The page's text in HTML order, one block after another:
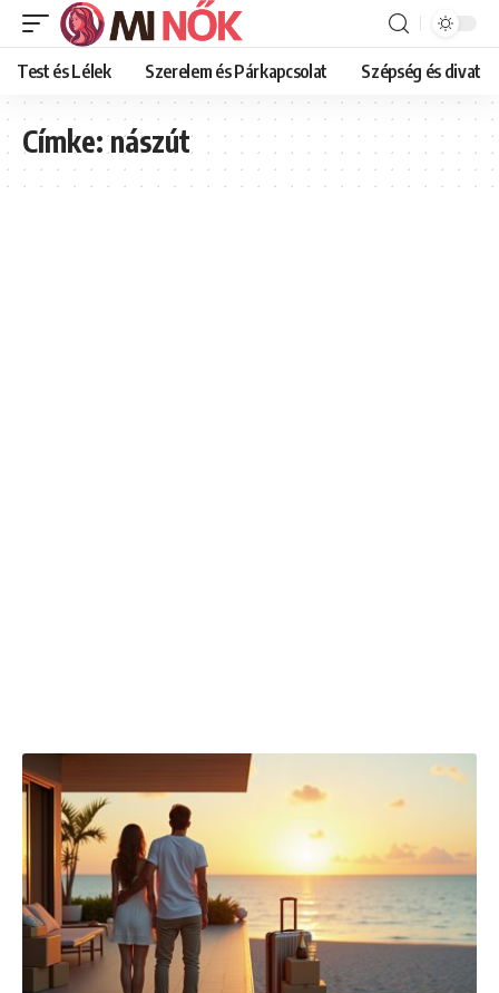
Test és Lélek Szerelem és Párkapcsolat Szépség és divat
Címke:nászút